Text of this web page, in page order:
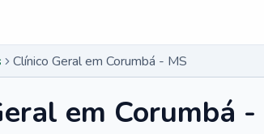
Clínico Geral em Corumbá - MS
em Corumbá -